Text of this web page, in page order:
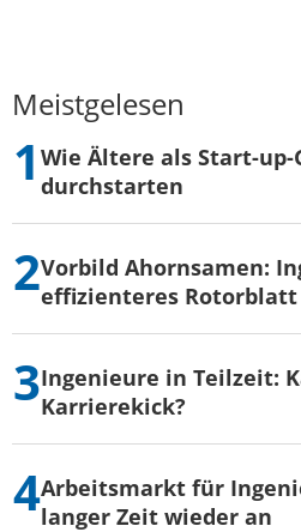
Meistgelesen
Wie Ältere als Start-up-
durchstarten
Vorbild Ahornsamen:
effizienteres Rotorblatt
Ingenieure in Teilzeit:
Karrierekick?
Arbeitsmarkt für
langer Zeit wieder an